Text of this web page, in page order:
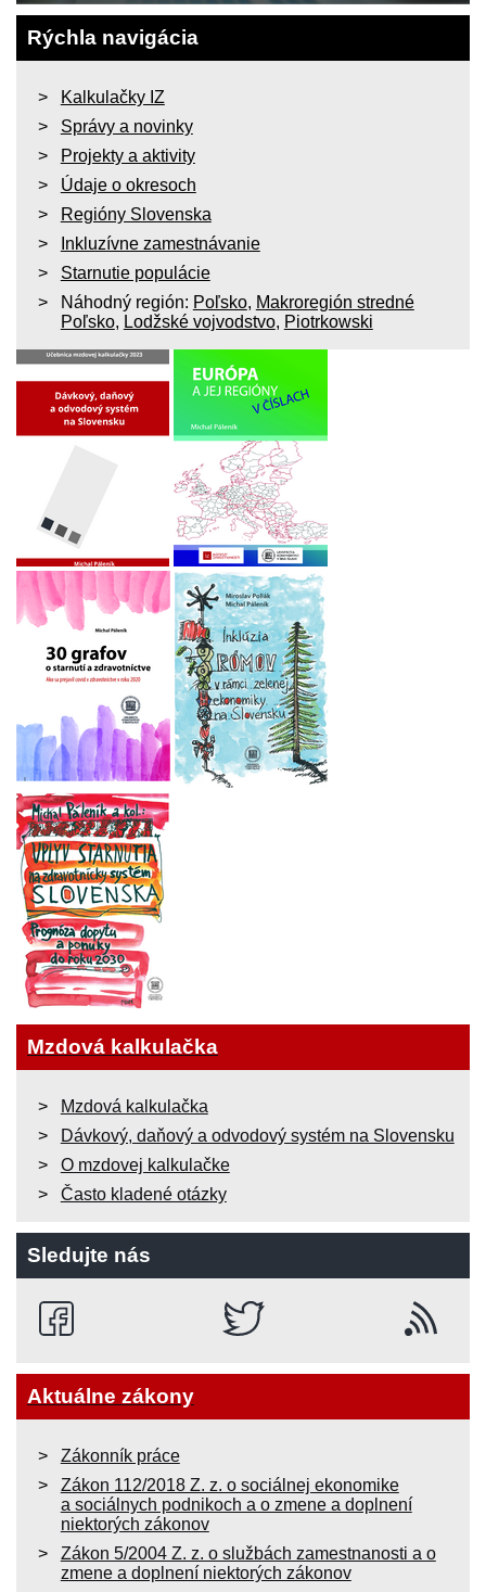
Rýchla navigácia
Kalkulačky IZ
Správy a novinky
Projekty a aktivity
Údaje o okresoch
Regióny Slovenska
Inkluzívne zamestnávanie
Starnutie populácie
Náhodný región: Poľsko, Makroregión stredné
Poľsko, Lodžské vojvodstvo, Piotrkowski
Mzdová kalkulačka
Mzdová kalkulačka
Dávkový, daňový a odvodový systém na Slovensku
O mzdovej kalkulačke
Často kladené otázky
Sledujte nás
Aktuálne zákony
Zákonník práce
Zákon 112/2018 Z. z. o sociálnej ekonomike
a sociálnych podnikoch a o zmene a doplnení
niektorých zákonov
Zákon 5/2004 Z. z. o službách zamestnanosti a o
zmene a doplnení niektorých zákonov